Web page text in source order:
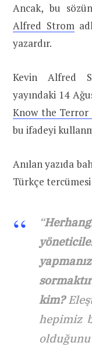
Ancak, bu
Alfred Strom
yazardır.
Kevin Alfred
yayındaki 14
Know the Terror
bu ifadeyi
Anılan yazıda
Türkçe
“
kim?
hepimiz